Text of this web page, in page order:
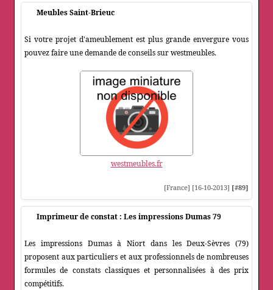
Meubles Saint-Brieuc
Si votre projet d'ameublement est plus grande envergure vous
pouvez faire une demande de conseils sur westmeubles.
westmeubles.fr
[France] [16-10-2013] [#89]
Imprimeur de constat : Les impressions Dumas 79
Les impressions Dumas à Niort dans les Deux-Sèvres (79)
proposent aux particuliers et aux professionnels de nombreuses
formules de constats classiques et personnalisées à des prix
compétitifs.